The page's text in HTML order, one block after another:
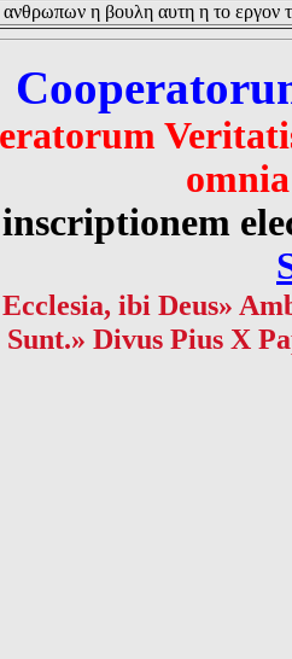
η βουλη αυτη η το εργον
ibi Deus»
Sunt.» Divus Pius X